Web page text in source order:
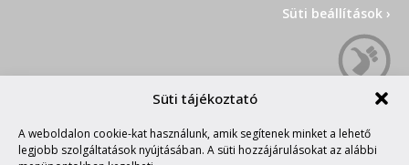
Süti tájékoztató
A weboldalon cookie-kat használunk, amik segítenek minket a lehető
legjobb szolgáltatások nyújtásában. A süti hozzájárulásokat az alábbi
Süti beállítások ›